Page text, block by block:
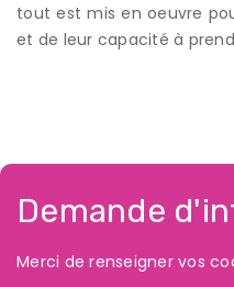
tout est mis en oeuvre
et de leur capacité à
Demande
Merci de renseigner vos